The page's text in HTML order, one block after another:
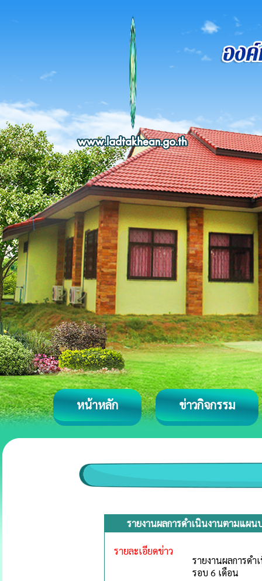
หน้าหลัก ข่าวกิจกรรม
รายงานผลการดำเนินงานตามแผ
รายละเอียดข่าว
รายงานผลการด
รอบ 6 เดือน